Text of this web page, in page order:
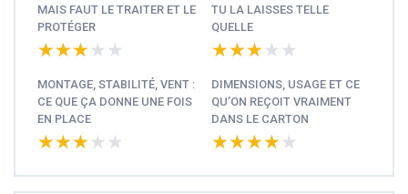
MAIS FAUT LE TRAITER ET LE
PROTÉGER
★★★★★
★★★★★
TU LA LAISSES TELLE
QUELLE
★★★★★
★★★★★
MONTAGE, STABILITÉ, VENT :
CE QUE ÇA DONNE UNE FOIS
EN PLACE
★★★★★
★★★★★
DIMENSIONS, USAGE ET CE
QU’ON REÇOIT VRAIMENT
DANS LE CARTON
★★★★★
★★★★★